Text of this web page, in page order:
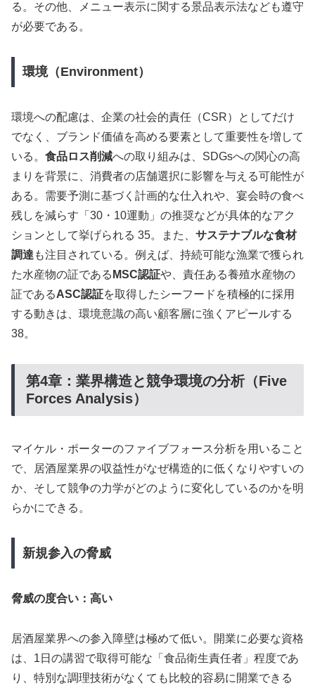
る。その他、メニュー表示に関する景品表示法なども遵守
が必要である。
環境（Environment）
環境への配慮は、企業の社会的責任（CSR）としてだけ
でなく、ブランド価値を高める要素として重要性を増して
いる。 食品ロス削減への取り組みは、SDGsへの関心の高
まりを背景に、消費者の店舗選択に影響を与える可能性が
ある。需要予測に基づく計画的な仕入れや、宴会時の食べ
残しを減らす「30・10運動」の推奨などが具体的なアク
ションとして挙げられる 35。また、 サステナブルな食材
調達も注目されている。例えば、持続可能な漁業で獲られ
た水産物の証である MSC認証や、責任ある養殖水産物の
証であるASC認証を取得したシーフードを積極的に採用
する動きは、環境意識の高い顧客層に強くアピールする
38。
第4章：業界構造と競争環境の分析（Five
Forces Analysis）
マイケル・ポーターのファイブフォース分析を用いること
で、居酒屋業界の収益性がなぜ構造的に低くなりやすいの
か、そして競争の力学がどのように変化しているのかを明
らかにできる。
新規参入の脅威
脅威の度合い：高い
居酒屋業界への参入障壁は極めて低い。開業に必要な資格
は、1日の講習で取得可能な「食品衛生責任者」程度であ
り、特別な調理技術がなくても比較的容易に開業できる